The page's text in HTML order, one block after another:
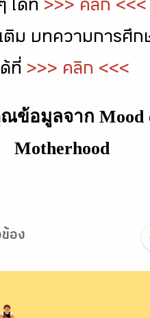
ได้ที่ >>> คลิก <<<
ติม บทความการศึก
ด้ที่ >>> คลิก <<<
ข้อมูลจาก Mood
Motherhood
อง